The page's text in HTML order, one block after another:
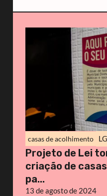
casas de acolhimento
Projeto de Lei
criação de
pa...
13 de agosto de 2024